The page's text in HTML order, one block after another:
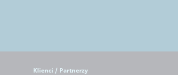
Klienci / Partnerzy